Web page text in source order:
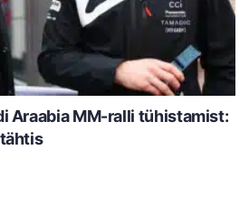
Araabia MM-ralli tühistamist: